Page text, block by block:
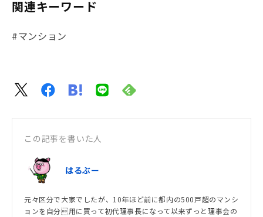
関連キーワード
#マンション
この記事を書いた人
はるぶー
元々区分で大家でしたが、10年ほど前に都内の500戸超のマンシ
ョンを自分用に買って初代理事長になって以来ずっと理事会の